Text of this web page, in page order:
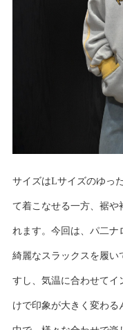
サイズはLサイズのゆっ
て着こなせる一方、裾や
れます。今回は、パ二ナ
綺麗なスラックスを履
すし、気温に合わせて
けで印象が大きく変わ